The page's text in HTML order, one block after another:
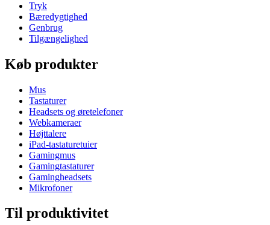
Tryk
Bæredygtighed
Genbrug
Tilgængelighed
Køb produkter
Mus
Tastaturer
Headsets og øretelefoner
Webkameraer
Højttalere
iPad-tastaturetuier
Gamingmus
Gamingtastaturer
Gamingheadsets
Mikrofoner
Til produktivitet